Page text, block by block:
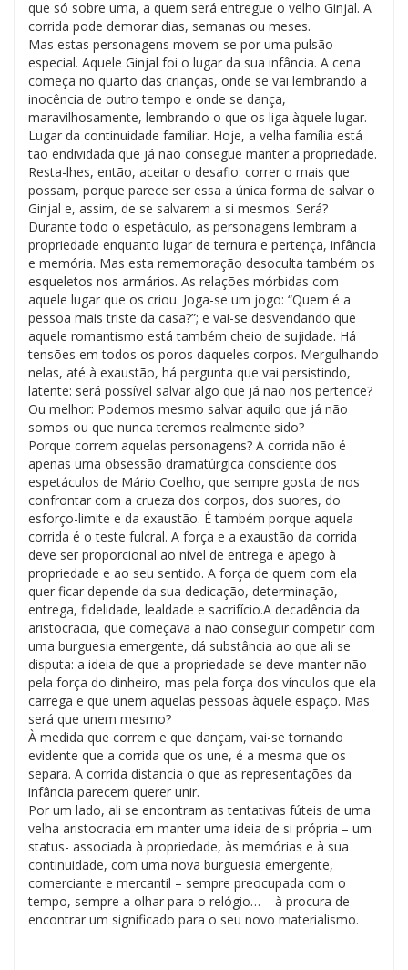
que só sobre uma, a quem será entregue o velho Ginjal. A
corrida pode demorar dias, semanas ou meses.
Mas estas personagens movem-se por uma pulsão
especial. Aquele Ginjal foi o lugar da sua infância. A cena
começa no quarto das crianças, onde se vai lembrando a
inocência de outro tempo e onde se dança,
maravilhosamente, lembrando o que os liga àquele lugar.
Lugar da continuidade familiar. Hoje, a velha família está
tão endividada que já não consegue manter a propriedade.
Resta-lhes, então, aceitar o desafio: correr o mais que
possam, porque parece ser essa a única forma de salvar o
Ginjal e, assim, de se salvarem a si mesmos. Será?
Durante todo o espetáculo, as personagens lembram a
propriedade enquanto lugar de ternura e pertença, infância
e memória. Mas esta rememoração desoculta também os
esqueletos nos armários. As relações mórbidas com
aquele lugar que os criou. Joga-se um jogo: “Quem é a
pessoa mais triste da casa?”; e vai-se desvendando que
aquele romantismo está também cheio de sujidade. Há
tensões em todos os poros daqueles corpos. Mergulhando
nelas, até à exaustão, há pergunta que vai persistindo,
latente: será possível salvar algo que já não nos pertence?
Ou melhor: Podemos mesmo salvar aquilo que já não
somos ou que nunca teremos realmente sido?
Porque correm aquelas personagens? A corrida não é
apenas uma obsessão dramatúrgica consciente dos
espetáculos de Mário Coelho, que sempre gosta de nos
confrontar com a crueza dos corpos, dos suores, do
esforço-limite e da exaustão. É também porque aquela
corrida é o teste fulcral. A força e a exaustão da corrida
deve ser proporcional ao nível de entrega e apego à
propriedade e ao seu sentido. A força de quem com ela
quer ficar depende da sua dedicação, determinação,
entrega, fidelidade, lealdade e sacrifício.A decadência da
aristocracia, que começava a não conseguir competir com
uma burguesia emergente, dá substância ao que ali se
disputa: a ideia de que a propriedade se deve manter não
pela força do dinheiro, mas pela força dos vínculos que ela
carrega e que unem aquelas pessoas àquele espaço. Mas
será que unem mesmo?
À medida que correm e que dançam, vai-se tornando
evidente que a corrida que os une, é a mesma que os
separa. A corrida distancia o que as representações da
infância parecem querer unir.
Por um lado, ali se encontram as tentativas fúteis de uma
velha aristocracia em manter uma ideia de si própria – um
status- associada à propriedade, às memórias e à sua
continuidade, com uma nova burguesia emergente,
comerciante e mercantil – sempre preocupada com o
tempo, sempre a olhar para o relógio… – à procura de
encontrar um significado para o seu novo materialismo.